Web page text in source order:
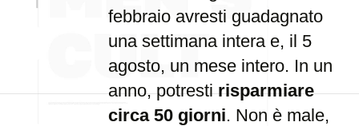
febbraio avresti guadagnato
una settimana intera e, il 5
agosto, un mese intero. In un
anno, potrestirisparmiare
circa 50 giorni. Non è male,